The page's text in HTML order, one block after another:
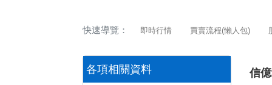
快速導覽： 即時行情 買賣流程(懶人包)
各項相關資料
信